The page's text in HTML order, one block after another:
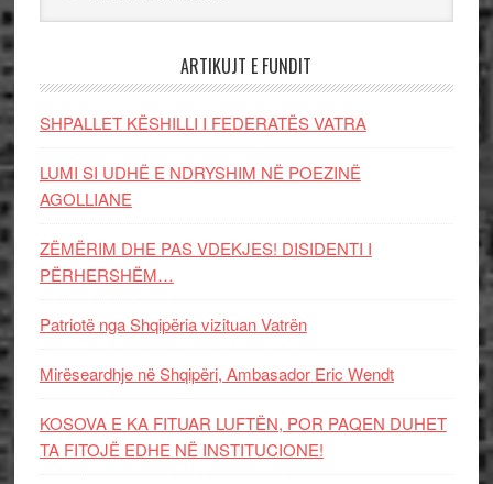
ARTIKUJT E FUNDIT
SHPALLET KËSHILLI I FEDERATËS VATRA
LUMI SI UDHË E NDRYSHIM NË POEZINË
AGOLLIANE
ZËMËRIM DHE PAS VDEKJES! DISIDENTI I
PËRHERSHËM…
Patriotë nga Shqipëria vizituan Vatrën
Mirëseardhje në Shqipëri, Ambasador Eric Wendt
KOSOVA E KA FITUAR LUFTËN, POR PAQEN DUHET
TA FITOJË EDHE NË INSTITUCIONE!